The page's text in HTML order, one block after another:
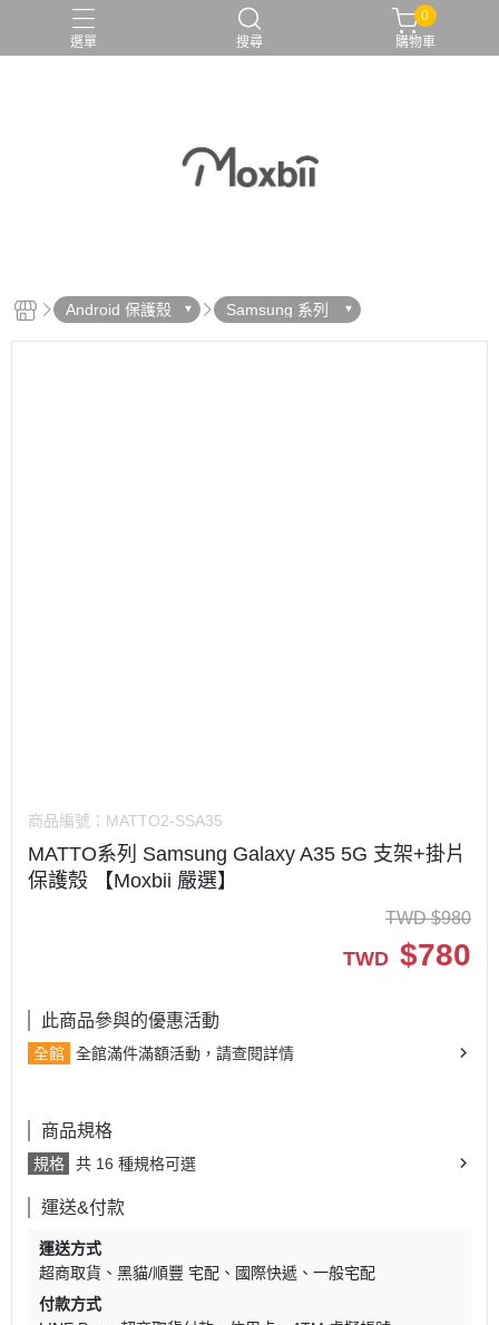
選單 搜尋
0
購物車
Android 保護殼 Samsung 系列
商品編號： MATTO2-SSA35
MATTO系列 Samsung Galaxy A35 5G 支架+掛片
保護殼 【Moxbii 嚴選】
TWD $980
TWD $780
此商品參與的優惠活動
全館 全館滿件滿額活動，請查閱詳情
商品規格
規格 共 16 種規格可選
運送&付款
運送方式
超商取貨
黑貓/順豐 宅配 國際快遞
一般宅配
付款方式